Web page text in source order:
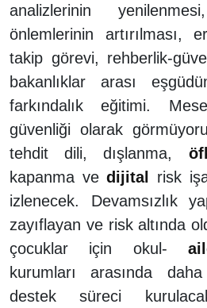
analizlerinin
önlemlerinin artırılması,
takip görevi, rehberlik-
bakanlıklar arası
farkındalık eğitimi.
güvenliği olarak
tehdit dili, dışlanma,
kapanma vedijital
risk
izlenecek. Devamsızlık
zayıflayan ve risk altında
çocuklar için okul-
kurumları arasında
destek süreci